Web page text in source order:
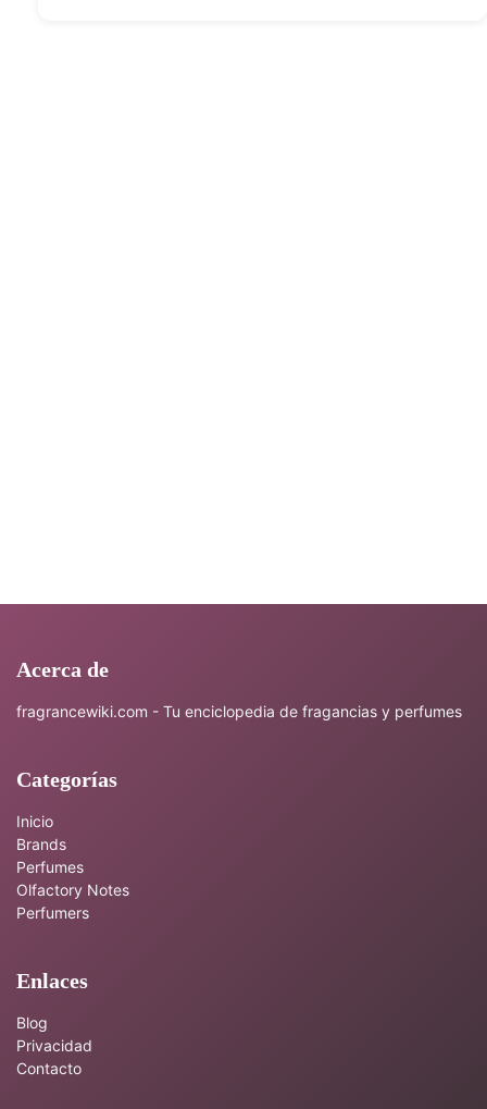
Acerca de
fragrancewiki.com - Tu enciclopedia de fragancias y perfumes
Categorías
Inicio
Brands
Perfumes
Olfactory Notes
Perfumers
Enlaces
Blog
Privacidad
Contacto